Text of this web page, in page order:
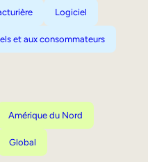
Logiciel
et aux consommateurs
Amérique du Nord
Global